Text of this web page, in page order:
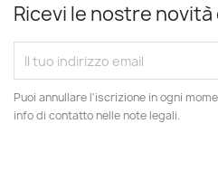
Ricevi le nostre
Puoi annullare l'iscrizione in ogni
info di contatto nelle note legali.